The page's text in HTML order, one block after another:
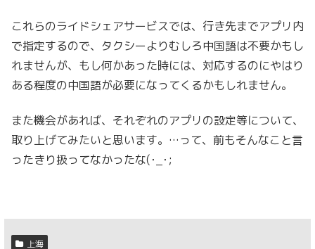
これらのライドシェアサービスでは、行き先までアプリ内
で指定するので、タクシーよりむしろ中国語は不要かもし
れませんが、もし何かあった時には、対応するのにやはり
ある程度の中国語が必要になってくるかもしれません。
また機会があれば、それぞれのアプリの設定等について、
取り上げてみたいと思います。…って、前もそんなこと言
ったきり扱ってなかったな(･_･;
上海